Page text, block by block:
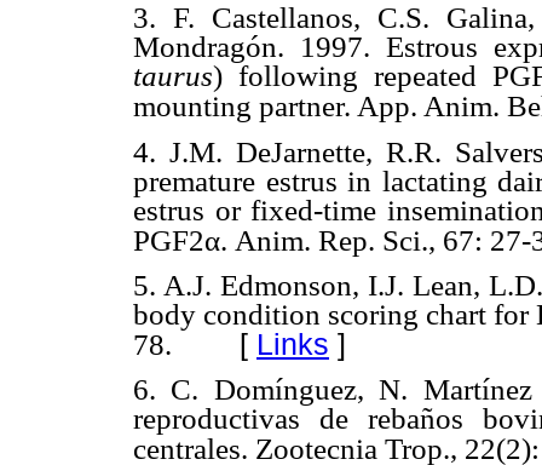
3. F. Castellanos, C.S.
Mondragón. 1997. Estrous
taurus) following repeated
mounting partner. App. Anim.
4. J.M. DeJarnette, R.R.
premature estrus in lactating
estrus or fixed-time
PGF2α. Anim. Rep. Sci., 67: 27-
5. A.J. Edmonson, I.J. Lean,
body condition scoring chart for
78. [ Links ]
6. C. Domínguez, N. Martínez
reproductivas de rebaños
centrales. Zootecnia Trop.,